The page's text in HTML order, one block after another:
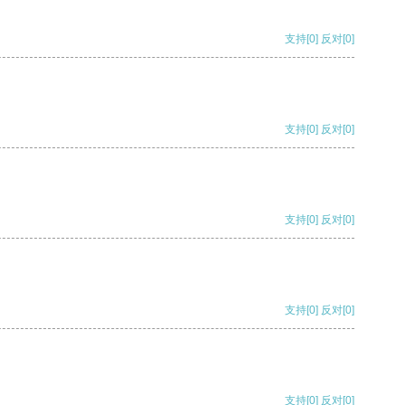
支持[0] 反对[0]
支持[0] 反对[0]
支持[0] 反对[0]
支持[0] 反对[0]
支持[0] 反对[0]